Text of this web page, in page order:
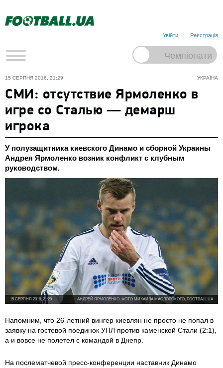
Увійти Реєстрація
УКРАЇНА
15 СЕРПНЯ 2016, 21:29
СМИ: отсутствие Ярмоленко в
игре со Сталью — демарш
игрока
У полузащитника киевского Динамо и сборной Украины
Андрея Ярмоленко возник конфликт с клубным
руководством.
АНДРЕЙ ЯРМОЛЕНКО, ФОТО МИХАИЛА МАСЛОВСКОГО, FOOTBALL.UA
15 СЕРПНЯ 2016, 21:29
Напомним, что 26-летний вингер киевлян не просто не попал в
заявку на гостевой поединок УПЛ против каменской Стали (2:1),
а и вовсе не полетел с командой в Днепр.
На послематчевой пресс-конференции наставник Динамо